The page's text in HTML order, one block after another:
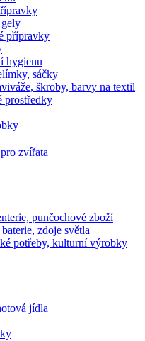
přípravky
hygienu
sáčky
škroby, barvy na textil
prostředky
zvířata
punčochové zboží
zdoje světla
potřeby, kulturní výrobky
jídla